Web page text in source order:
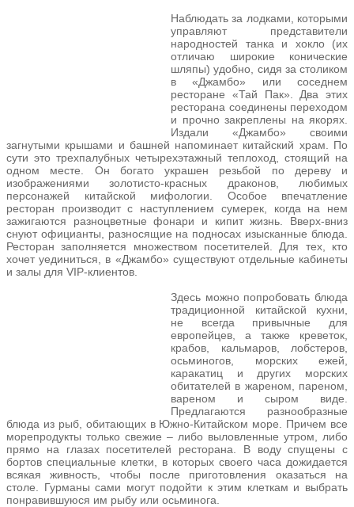
Наблюдать за лодками, которыми
управляют представители
народностей танка и хокло (их
отличаю широкие конические
шляпы) удобно, сидя за столиком
в «Джамбо» или соседнем
ресторане «Тай Пак». Два этих
ресторана соединены переходом
и прочно закреплены на якорях.
Издали «Джамбо» своими
загнутыми крышами и башней напоминает китайский храм. По
сути это трехпалубных четырехэтажный теплоход, стоящий на
одном месте. Он богато украшен резьбой по дереву и
изображениями золотисто-красных драконов, любимых
персонажей китайской мифологии. Особое впечатление
ресторан производит с наступлением сумерек, когда на нем
зажигаются разноцветные фонари и кипит жизнь. Вверх-вниз
снуют официанты, разносящие на подносах изысканные блюда.
Ресторан заполняется множеством посетителей. Для тех, кто
хочет уединиться, в «Джамбо» существуют отдельные кабинеты
и залы для VIP-клиентов.
Здесь можно попробовать блюда
традиционной китайской кухни,
не всегда привычные для
европейцев, а также креветок,
крабов, кальмаров, лобстеров,
осьминогов, морских ежей,
каракатиц и других морских
обитателей в жареном, пареном,
вареном и сыром виде.
Предлагаются разнообразные
блюда из рыб, обитающих в Южно-Китайском море. Причем все
морепродукты только свежие – либо выловленные утром, либо
прямо на глазах посетителей ресторана. В воду спущены с
бортов специальные клетки, в которых своего часа дожидается
всякая живность, чтобы после приготовления оказаться на
столе. Гурманы сами могут подойти к этим клеткам и выбрать
понравившуюся им рыбу или осьминога.